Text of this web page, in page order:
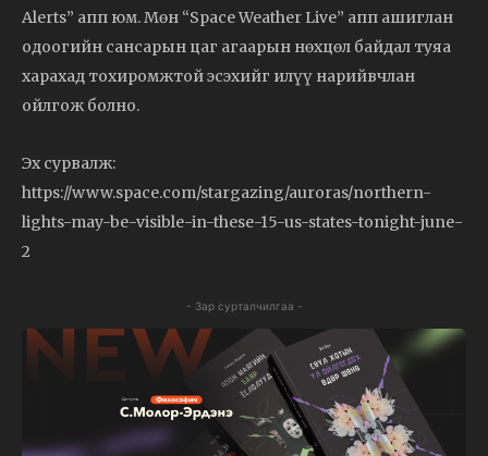
Alerts” апп юм. Мөн “Space Weather Live” апп ашиглан
одоогийн сансарын цаг агаарын нөхцөл байдал туяа
харахад тохиромжтой эсэхийг илүү нарийвчлан
ойлгож болно.
Эх сурвалж:
https://www.space.com/stargazing/auroras/northern-
lights-may-be-visible-in-these-15-us-states-tonight-june-
2
- Зар сурталчилгаа -